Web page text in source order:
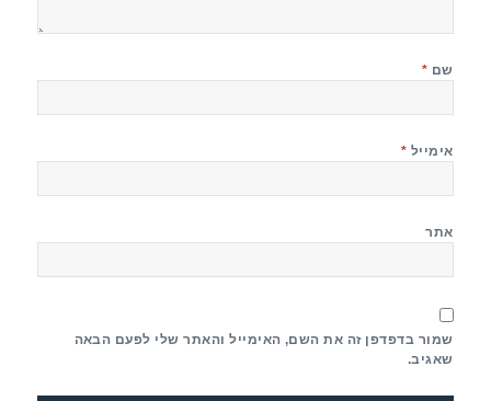
שם *
אימייל *
אתר
שמור בדפדפן זה את השם, האימייל והאתר שלי לפעם הבאה
שאגיב.